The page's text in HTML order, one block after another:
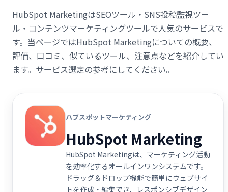
HubSpot MarketingはSEOツール・SNS投稿監視ツー
ル・コンテンツマーケティングツールで人気のサービスで
す。当ページではHubSpot Marketingについての概要、
評価、口コミ、似ているツール、注意点などを紹介してい
ます。サービス選定の参考にしてください。
ハブスポットマーケティング
HubSpot Marketing
HubSpot Marketingは、マーケティング活動
を効率化するオールインワンシステムです。
ドラッグ＆ドロップ機能で簡単にウェブサイ
トを作成・編集でき、レスポンシブデザイン